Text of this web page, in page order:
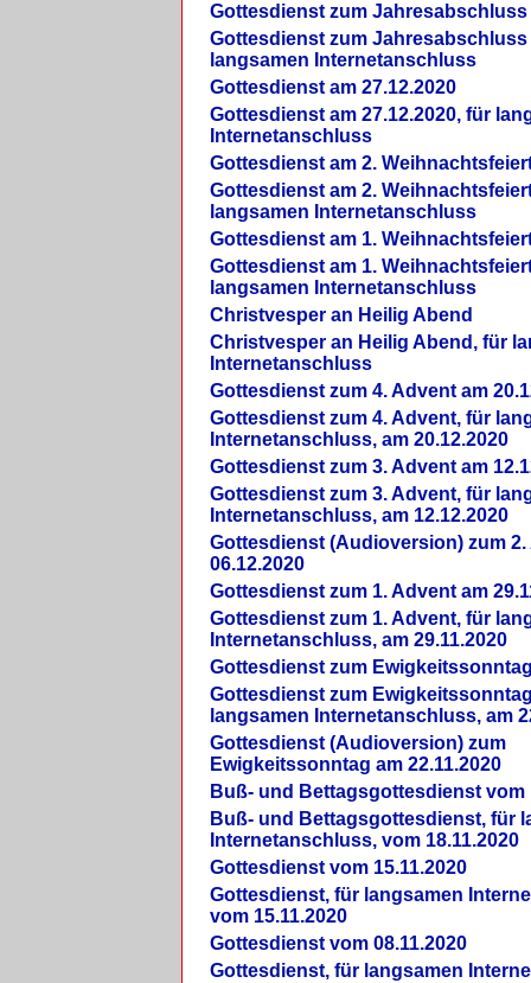
Gottesdienst zum Jahresabschluss
Gottesdienst zum Jahresabschluss
langsamen Internetanschluss
Gottesdienst am 27.12.2020
Gottesdienst am 27.12.2020, für
Internetanschluss
Gottesdienst am 2.
Gottesdienst am 2.
langsamen Internetanschluss
Gottesdienst am 1.
Gottesdienst am 1.
langsamen Internetanschluss
Christvesper an Heilig Abend
Christvesper an Heilig Abend, für
Internetanschluss
Gottesdienst zum 4. Advent am
Gottesdienst zum 4. Advent, für
Internetanschluss, am 20.12.2020
Gottesdienst zum 3. Advent am
Gottesdienst zum 3. Advent, für
Internetanschluss, am 12.12.2020
Gottesdienst (Audioversion) zum 2.
06.12.2020
Gottesdienst zum 1. Advent am
Gottesdienst zum 1. Advent, für
Internetanschluss, am 29.11.2020
Gottesdienst zum
Gottesdienst zum
langsamen Internetanschluss, am
Gottesdienst (Audioversion) zum
Ewigkeitssonntag am 22.11.2020
Buß- und Bettagsgottesdienst vom
Buß- und Bettagsgottesdienst, für
Internetanschluss, vom 18.11.2020
Gottesdienst vom 15.11.2020
Gottesdienst, für langsamen
vom 15.11.2020
Gottesdienst vom 08.11.2020
Gottesdienst, für langsamen